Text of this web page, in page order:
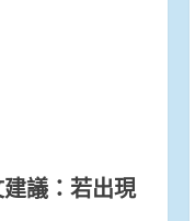
議：若出現